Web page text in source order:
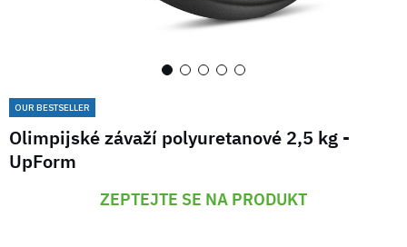
Olimpijské závaží polyuretanové 2,5 kg -
UpForm
OUR BESTSELLER
ZEPTEJTE SE NA PRODUKT